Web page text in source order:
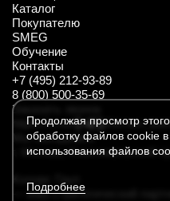
Каталог
Покупателю
SMEG
Обучение
Контакты
+7 (495) 212-93-89
8 (800) 500-35-69
Заказать звонок
https://t.me/SmegKitchen_bot
Мы находимся
г. Москва, Комсомольский
— ваш стратегический
Продолжая просмотр
обработку файлов cookie в
использования файлов
Подробнее